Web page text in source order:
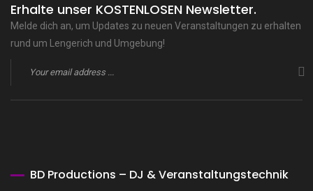
Erhalte unser KOSTENLOSEN Newsletter.
Melde dich an, um Updates zu neuen Veranstaltungen zu erhalten
rund um Lengerich und Umgebung!
BD Productions – DJ & Veranstaltungstechnik